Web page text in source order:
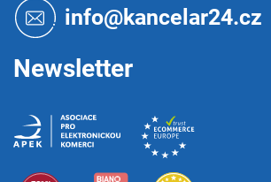
info@kancelar24.cz
Newsletter